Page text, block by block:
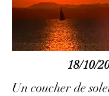
18/10/
Un coucher de